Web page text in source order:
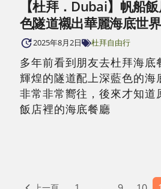
【杜拜．Dubai】帆船
色隧道襯出華麗海底世界
2025年8月2日 杜拜自由行
多年前看到朋友去杜拜海底
輝煌的隧道配上深藍色的海
非常非常嚮往，後來才知道
飯店裡的海底餐廳